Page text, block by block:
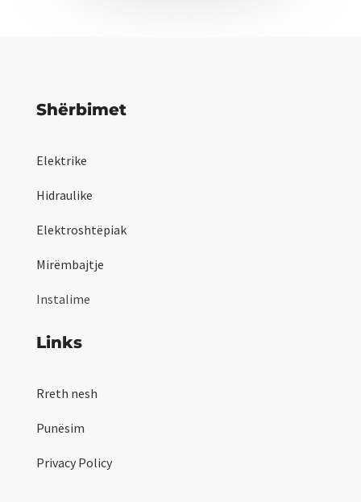
Shërbimet
Elektrike
Hidraulike
Elektroshtëpiak
Mirëmbajtje
Instalime
Links
Rreth nesh
Punësim
Privacy Policy